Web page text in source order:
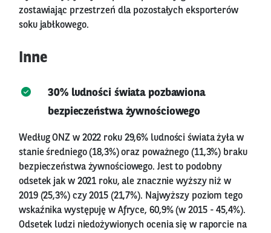
zostawiając przestrzeń dla pozostałych eksporterów
soku jabłkowego.
Inne
30% ludności świata pozbawiona
bezpieczeństwa żywnościowego
Według ONZ w 2022 roku 29,6% ludności świata żyła w
stanie średniego (18,3%) oraz poważnego (11,3%) braku
bezpieczeństwa żywnościowego. Jest to podobny
odsetek jak w 2021 roku, ale znacznie wyższy niż w
2019 (25,3%) czy 2015 (21,7%). Najwyższy poziom tego
wskaźnika występuję w Afryce, 60,9% (w 2015 - 45,4%).
Odsetek ludzi niedożywionych ocenia się w raporcie na